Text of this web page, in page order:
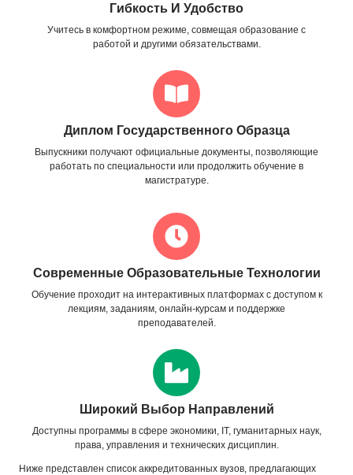
Гибкость И Удобство
Учитесь в комфортном режиме, совмещая образование с
работой и другими обязательствами.
Диплом Государственного Образца
Выпускники получают официальные документы, позволяющие
работать по специальности или продолжить обучение в
магистратуре.
Современные Образовательные Технологии
Обучение проходит на интерактивных платформах с доступом к
лекциям, заданиям, онлайн-курсам и поддержке
преподавателей.
Широкий Выбор Направлений
Доступны программы в сфере экономики, IT, гуманитарных наук,
права, управления и технических дисциплин.
Ниже представлен список аккредитованных вузов, предлагающих